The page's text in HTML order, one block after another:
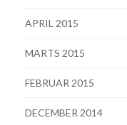
APRIL 2015
MARTS 2015
FEBRUAR 2015
DECEMBER 2014